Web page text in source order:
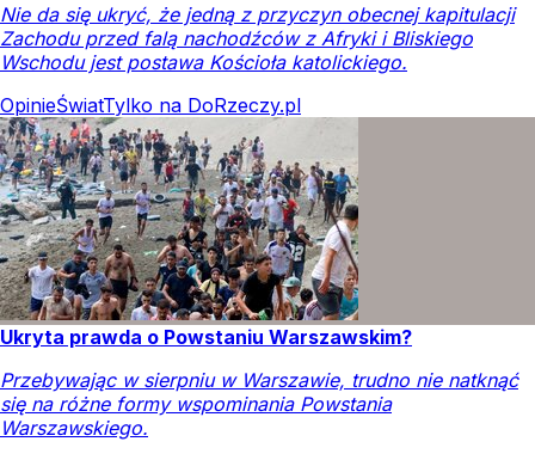
Nie da się ukryć, że jedną z przyczyn obecnej kapitulacji
Zachodu przed falą nachodźców z Afryki i Bliskiego
Wschodu jest postawa Kościoła katolickiego.
OpinieŚwiatTylko na DoRzeczy.pl
Ukryta prawda o Powstaniu Warszawskim?
Przebywając w sierpniu w Warszawie, trudno nie natknąć
się na różne formy wspominania Powstania
Warszawskiego.